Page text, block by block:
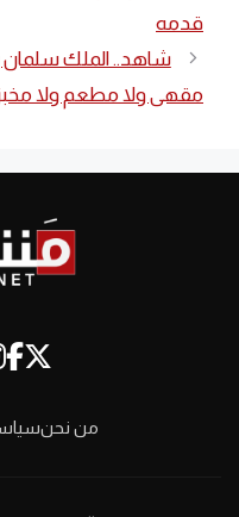
قدمه
شاهد.. الملك سلمان
مقهى ولا مطعم ولا
من نحن